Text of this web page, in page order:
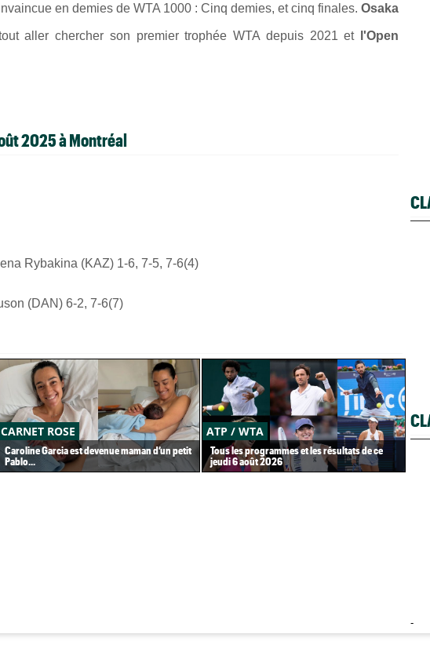
en demies de WTA 1000 : Cinq demies, et cinq finales. Osaka
aller chercher son premier trophée WTA depuis 2021 et l'Open
2025 à Montréal
Rybakina (KAZ) 1-6, 7-5, 7-6(4)
(DAN) 6-2, 7-6(7)
CARNET ROSE
Caroline Garcia est devenue maman d’un petit
Pablo...
ATP / WTA
Tous les programmes et les résultats de ce
jeudi 6 août 2026
-